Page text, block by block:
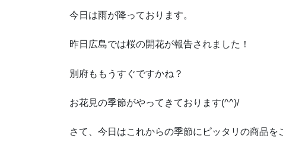
今日は雨が降っております。
昨日広島では桜の開花が報告されました！
別府ももうすぐですかね？
お花見の季節がやってきております(^^)/
さて、今日はこれからの季節にピッタリの商品を